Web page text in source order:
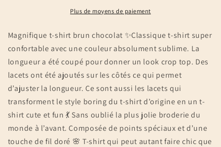
LPlus de moyens de paiement
Magnifique t-shirt brun chocolat ✨Classique t-shirt super
confortable avec une couleur absolument sublime. La
longueur a été coupé pour donner un look crop top. Des
lacets ont été ajoutés sur les côtés ce qui permet
d’ajuster la longueur. Ce sont aussi les lacets qui
transforment le style boring du t-shirt d’origine en un t-
shirt cute et fun 💃 Sans oublié la plus jolie broderie du
monde à l’avant. Composée de points spéciaux et d’une
touche de fil doré 🌸 T-shirt qui peut autant faire chic que